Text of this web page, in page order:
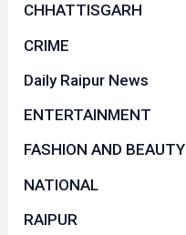
CHHATTISGARH
CRIME
Daily Raipur News
ENTERTAINMENT
FASHION AND BEAUTY
NATIONAL
RAIPUR